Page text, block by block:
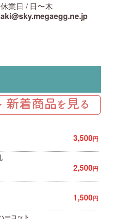
業日 / 日〜木
3,500円
2,500円
1,500円
ーコット